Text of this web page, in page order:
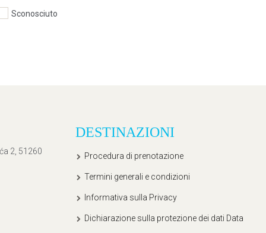
Sconosciuto
2, 51260
DESTINAZIONI
Procedura di prenotazione
Termini generali e condizioni
Informativa sulla Privacy
Dichiarazione sulla protezione dei dati Data